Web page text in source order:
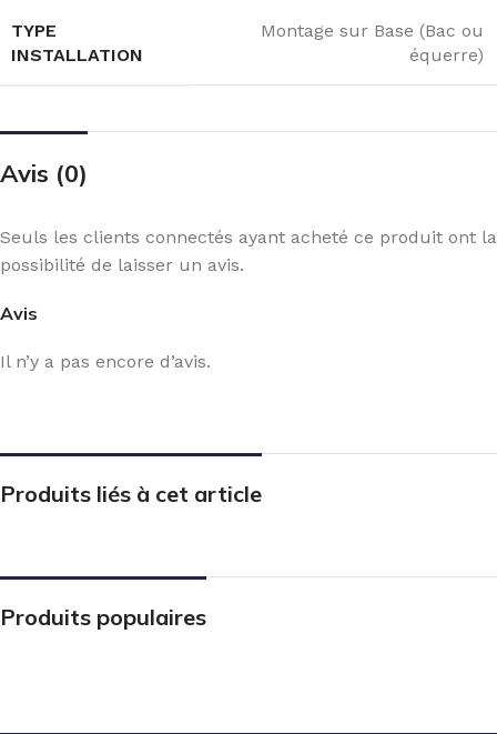
TYPE
INSTALLATION
Montage sur Base (Bac ou
équerre)
Avis (0)
Avis
Il n’y a pas encore d’avis.
Seuls les clients connectés ayant acheté ce produit ont la
possibilité de laisser un avis.
Produits liés à cet article
Produits populaires